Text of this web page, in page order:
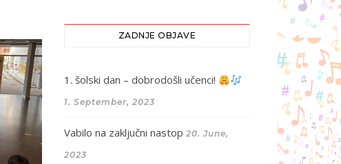
ZADNJE OBJAVE
1. šolski dan – dobrodošli učenci!
1. September, 2023
Vabilo na zaključni nastop 20. June,
2023